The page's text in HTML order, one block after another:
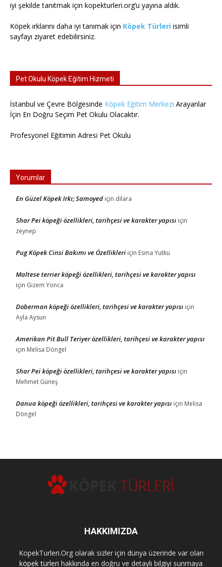
iyi şekilde tanıtmak için kopekturleri.org’u yayına aldık.
Köpek ırklarını daha iyi tanımak için Köpek Türleri isimli
sayfayı ziyaret edebilirsiniz.
Pet Okulu Köpek Eğitim Hizmeti
İstanbul ve Çevre Bölgesinde Köpek Eğitim Merkezi Arayanlar
İçin En Doğru Seçim Pet Okulu Olacaktır.
Profesyonel Eğitimin Adresi Pet Okulu
Yorumlar
En Güzel Köpek Irkı; Samoyed için dilara
Shar Pei köpeği özellikleri, tarihçesi ve karakter yapısı için
zeynep
Pug Köpek Cinsi Bakımı ve Özellikleri için Esma Yutku
Maltese terrier köpeği özellikleri, tarihçesi ve karakter yapısı
için Gizem Yonca
Doberman köpeği özellikleri, tarihçesi ve karakter yapısı için
Ayla Aysun
Amerikan Pit Bull Teriyer özellikleri, tarihçesi ve karakter yapısı
için Melisa Döngel
Shar Pei köpeği özellikleri, tarihçesi ve karakter yapısı için
Mehmet Güneş
Danua köpeği özellikleri, tarihçesi ve karakter yapısı için Melisa
Döngel
HAKKIMIZDA
KopekTurleri.Org olarak sizler için dünya üzerinde var olan
köpek türleri hakkında en doğru ve detaylı bilgiyi sunmaya